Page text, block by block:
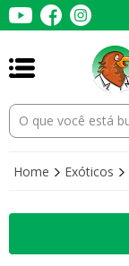
Home Exóticos